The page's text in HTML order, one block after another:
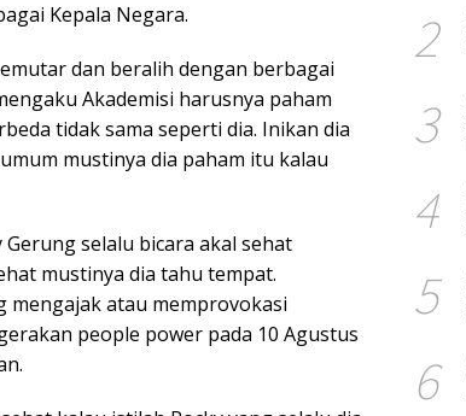
Kepala Negara.
dan beralih dengan berbagai
Akademisi harusnya paham
tidak sama seperti dia. Inikan dia
mustinya dia paham itu kalau
selalu bicara akal sehat
mustinya dia tahu tempat.
mengajak atau memprovokasi
people power pada 10 Agustus
2
3
4
5
6